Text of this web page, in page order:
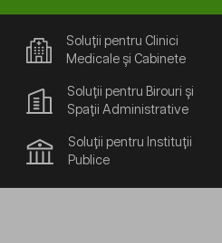
Soluții pentru Clinici
Medicale și Cabinete
Soluții pentru Birouri și
Spații Administrative
Soluții pentru Instituții
Publice